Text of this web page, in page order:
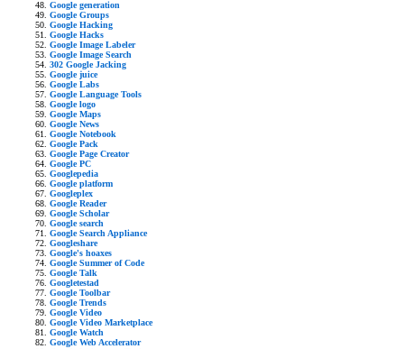
Google generation
Google Groups
Google Hacking
Google Hacks
Google Image Labeler
Google Image Search
302 Google Jacking
Google juice
Google Labs
Google Language Tools
Google logo
Google Maps
Google News
Google Notebook
Google Pack
Google Page Creator
Google PC
Googlepedia
Google platform
Googleplex
Google Reader
Google Scholar
Google search
Google Search Appliance
Googleshare
Google's hoaxes
Google Summer of Code
Google Talk
Googletestad
Google Toolbar
Google Trends
Google Video
Google Video Marketplace
Google Watch
Google Web Accelerator